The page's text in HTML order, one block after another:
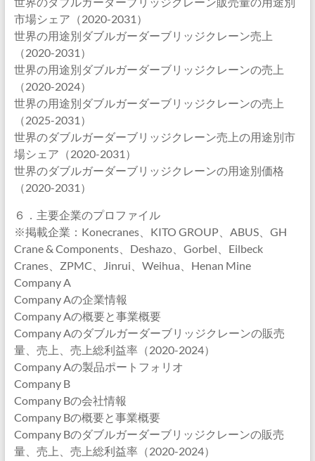
市場シェア（2020-2031）
世界の用途別ダブルガーダーブリッジクレーン売上
（2020-2031）
世界の用途別ダブルガーダーブリッジクレーンの売上
（2020-2024）
世界の用途別ダブルガーダーブリッジクレーンの売上
（2025-2031）
世界のダブルガーダーブリッジクレーン売上の用途別市
場シェア（2020-2031）
世界のダブルガーダーブリッジクレーンの用途別価格
（2020-2031）
６．主要企業のプロファイル
※掲載企業：Konecranes、KITO GROUP、ABUS、GH
Crane & Components、Deshazo、Gorbel、Eilbeck
Cranes、ZPMC、Jinrui、Weihua、Henan Mine
Company A
Company Aの企業情報
Company Aの概要と事業概要
Company Aのダブルガーダーブリッジクレーンの販売
量、売上、売上総利益率（2020-2024）
Company Aの製品ポートフォリオ
Company B
Company Bの会社情報
Company Bの概要と事業概要
Company Bのダブルガーダーブリッジクレーンの販売
量、売上、売上総利益率（2020-2024）